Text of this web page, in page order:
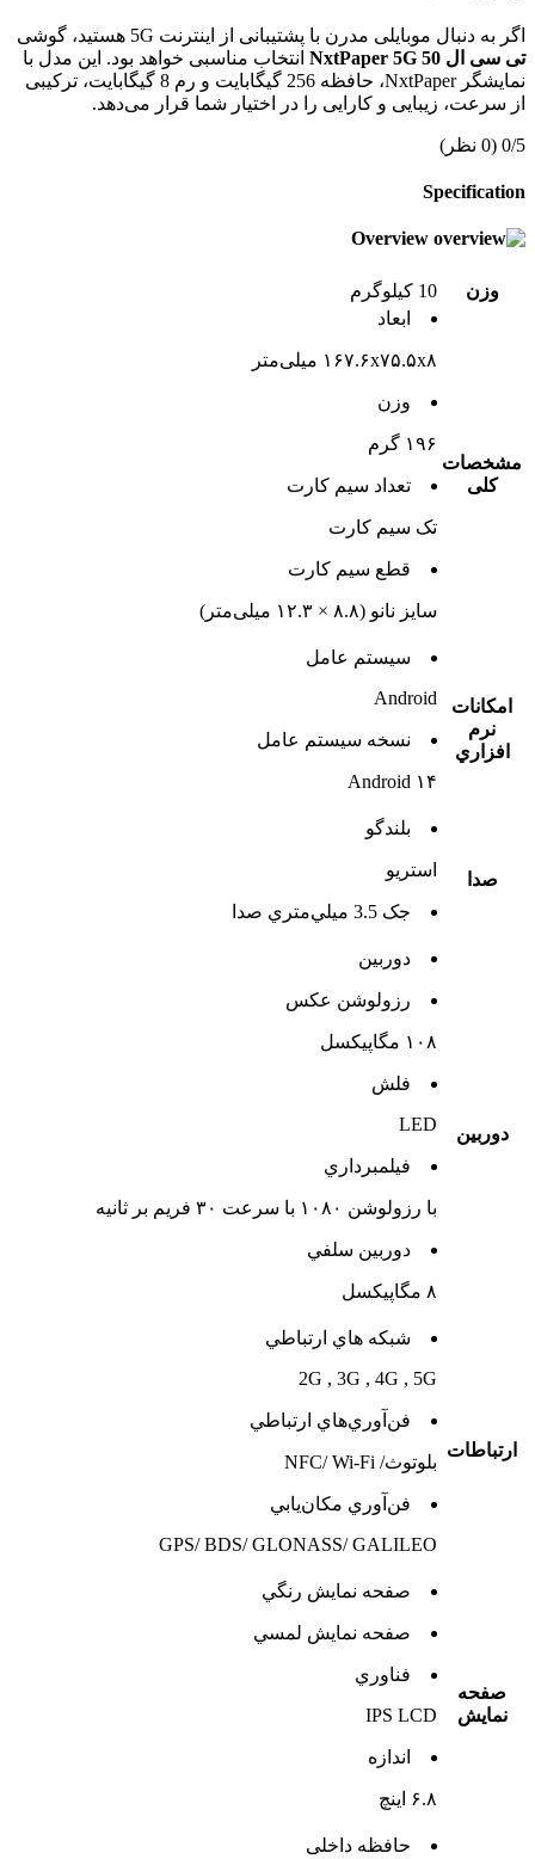
اگر به دنبال موبایلی مدرن با پشتیبانی از اینترنت 5G هستید، گوشی
تی سی ال 50 NxtPaper 5G
انتخاب مناسبی خواهد بود. این مدل با
نمایشگر NxtPaper، حافظه 256 گیگابایت و رم 8 گیگابایت، ترکیبی
از سرعت، زیبایی و کارایی را در اختیار شما قرار می‌دهد.
0/5 (0 نظر)
Specification
Overview
وزن 10 کیلوگرم
مشخصات
کلی
ابعاد
۱۶۷.۶x۷۵.۵x۸ میلی‌متر
وزن
۱۹۶ گرم
تعداد سيم کارت
تک سيم کارت
قطع سيم کارت
سایز نانو (۸.۸ × ۱۲.۳ میلی‌متر)
امکانات
نرم
افزاري
سيستم عامل
Android
نسخه سيستم عامل
Android ۱۴
صدا
بلندگو
استريو
جک 3.5 ميلي‌متري صدا
دوربين
دوربين
رزولوشن عکس
۱۰۸ مگاپیکسل
فلش
LED
فيلمبرداري
با رزولوشن ۱۰۸۰ با سرعت ۳۰ فریم بر ثانیه
دوربين سلفي
۸ مگاپیکسل
ارتباطات
شبکه هاي ارتباطي
2G , 3G , 4G , 5G
فن‌آوري‌هاي ارتباطي
بلوتوث/ NFC/ Wi-Fi
فن‌آوري مکان‌يابي
GPS/ BDS/ GLONASS/ GALILEO
صفحه
نمايش
صفحه نمايش رنگي
صفحه نمايش لمسي
فناوري
IPS LCD
اندازه
۶.۸ اینچ
حافظه داخلی